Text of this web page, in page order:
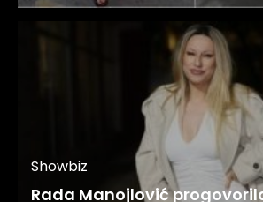
Showbiz
Rada Manojlović